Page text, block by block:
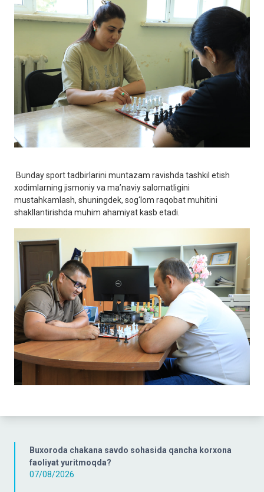
Buxoroda chakana savdo sohasida qancha korxona
faoliyat yuritmoqda?
07/08/2026
Bunday sport tadbirlarini muntazam ravishda tashkil etish
xodimlarning jismoniy va ma’naviy salomatligini
mustahkamlash, shuningdek, sog‘lom raqobat muhitini
shakllantirishda muhim ahamiyat kasb etadi.